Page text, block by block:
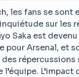
les fans se sont
sur les
Saka est
pour Arsenal, et
répercussions
l’équipe. L’impact